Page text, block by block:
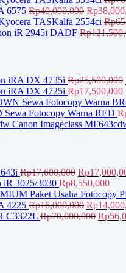
6575 Rp40,000,000 Harga
aslinya
adalah:
Rp
TASKalfa 2554ci Rp
iR 2945i DADF Rp
iRA DX 4735i Rp25,500,000
iRA DX 4725i Rp17,500,000
Sewa Fotocopy Warna
Sewa Fotocopy Warna RED
Canon Imageclass
Rp17,600,000 Harga
aslinya
adalah:
Rp
iR 3025/3030 Rp8,550,000
Paket Usaha Fotocopy
4225 Rp16,000,000 Harga
aslinya
Rp
C3322L Rp70,000,000 Harga
Rp